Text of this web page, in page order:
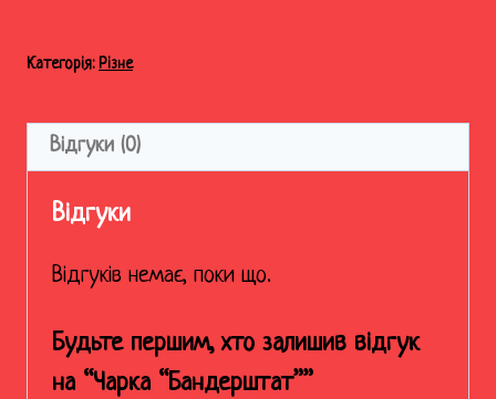
Категорія:Різне
Відгуки (0)
Відгуки
Відгуків немає, поки що.
Будьте першим, хто залишив відгук
на “Чарка “Бандерштат””